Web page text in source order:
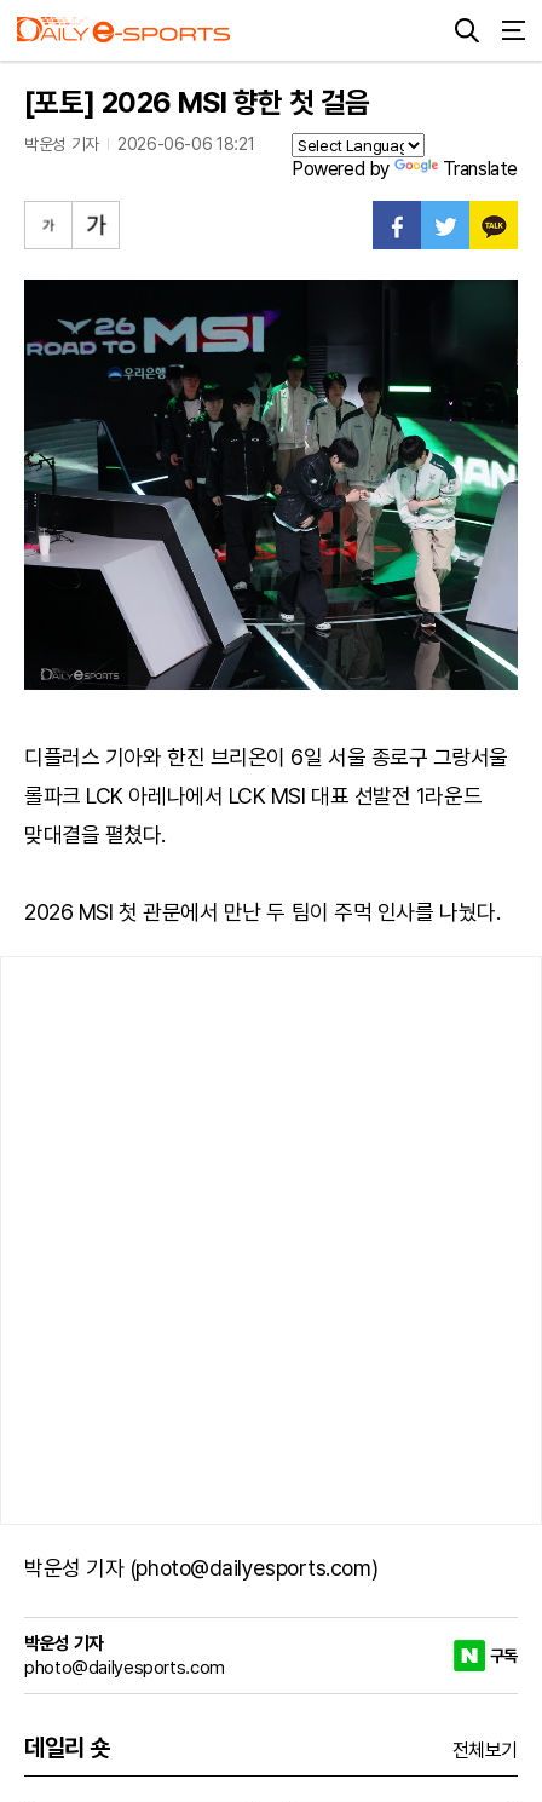
[포토] 2026 MSI 향한 첫 걸음
박운성 기자 2026-06-06 18:21
Powered by Translate
디플러스 기아와 한진 브리온이 6일 서울 종로구 그랑서울
롤파크 LCK 아레나에서 LCK MSI 대표 선발전 1라운드
맞대결을 펼쳤다.
2026 MSI 첫 관문에서 만난 두 팀이 주먹 인사를 나눴다.
박운성 기자 (photo@dailyesports.com)
박운성 기자
photo@dailyesports.com
구독
데일리 숏 전체보기